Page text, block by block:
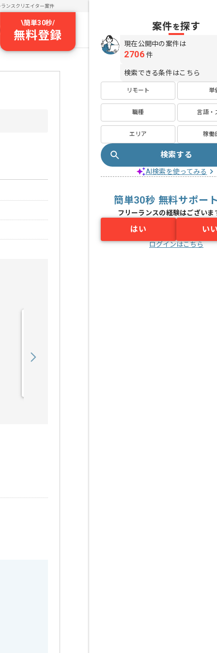
ランスクリエイター案件
\簡単30秒/
無料登録
案件を探す
現在公開中の案件は
2706 件
検索できる条件はこちら
リモート 単
職種 言語・
エリア 稼働
検索する
AI検索を使ってみる
簡単30秒 無料サポー
フリーランスの経験はございま
はい い
ログインはこちら